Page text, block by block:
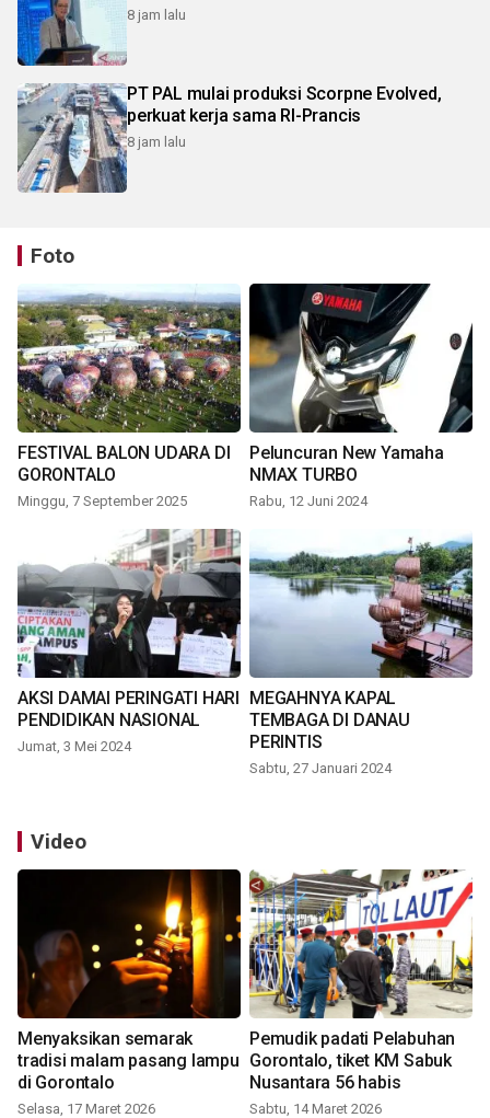
8 jam lalu
PT PAL mulai produksi Scorpne Evolved,
perkuat kerja sama RI-Prancis
8 jam lalu
Foto
FESTIVAL BALON UDARA DI
GORONTALO
Minggu, 7 September 2025
Peluncuran New Yamaha
NMAX TURBO
Rabu, 12 Juni 2024
AKSI DAMAI PERINGATI HARI
PENDIDIKAN NASIONAL
Jumat, 3 Mei 2024
MEGAHNYA KAPAL
TEMBAGA DI DANAU
PERINTIS
Sabtu, 27 Januari 2024
Video
Menyaksikan semarak
tradisi malam pasang lampu
di Gorontalo
Selasa, 17 Maret 2026
Pemudik padati Pelabuhan
Gorontalo, tiket KM Sabuk
Nusantara 56 habis
Sabtu, 14 Maret 2026